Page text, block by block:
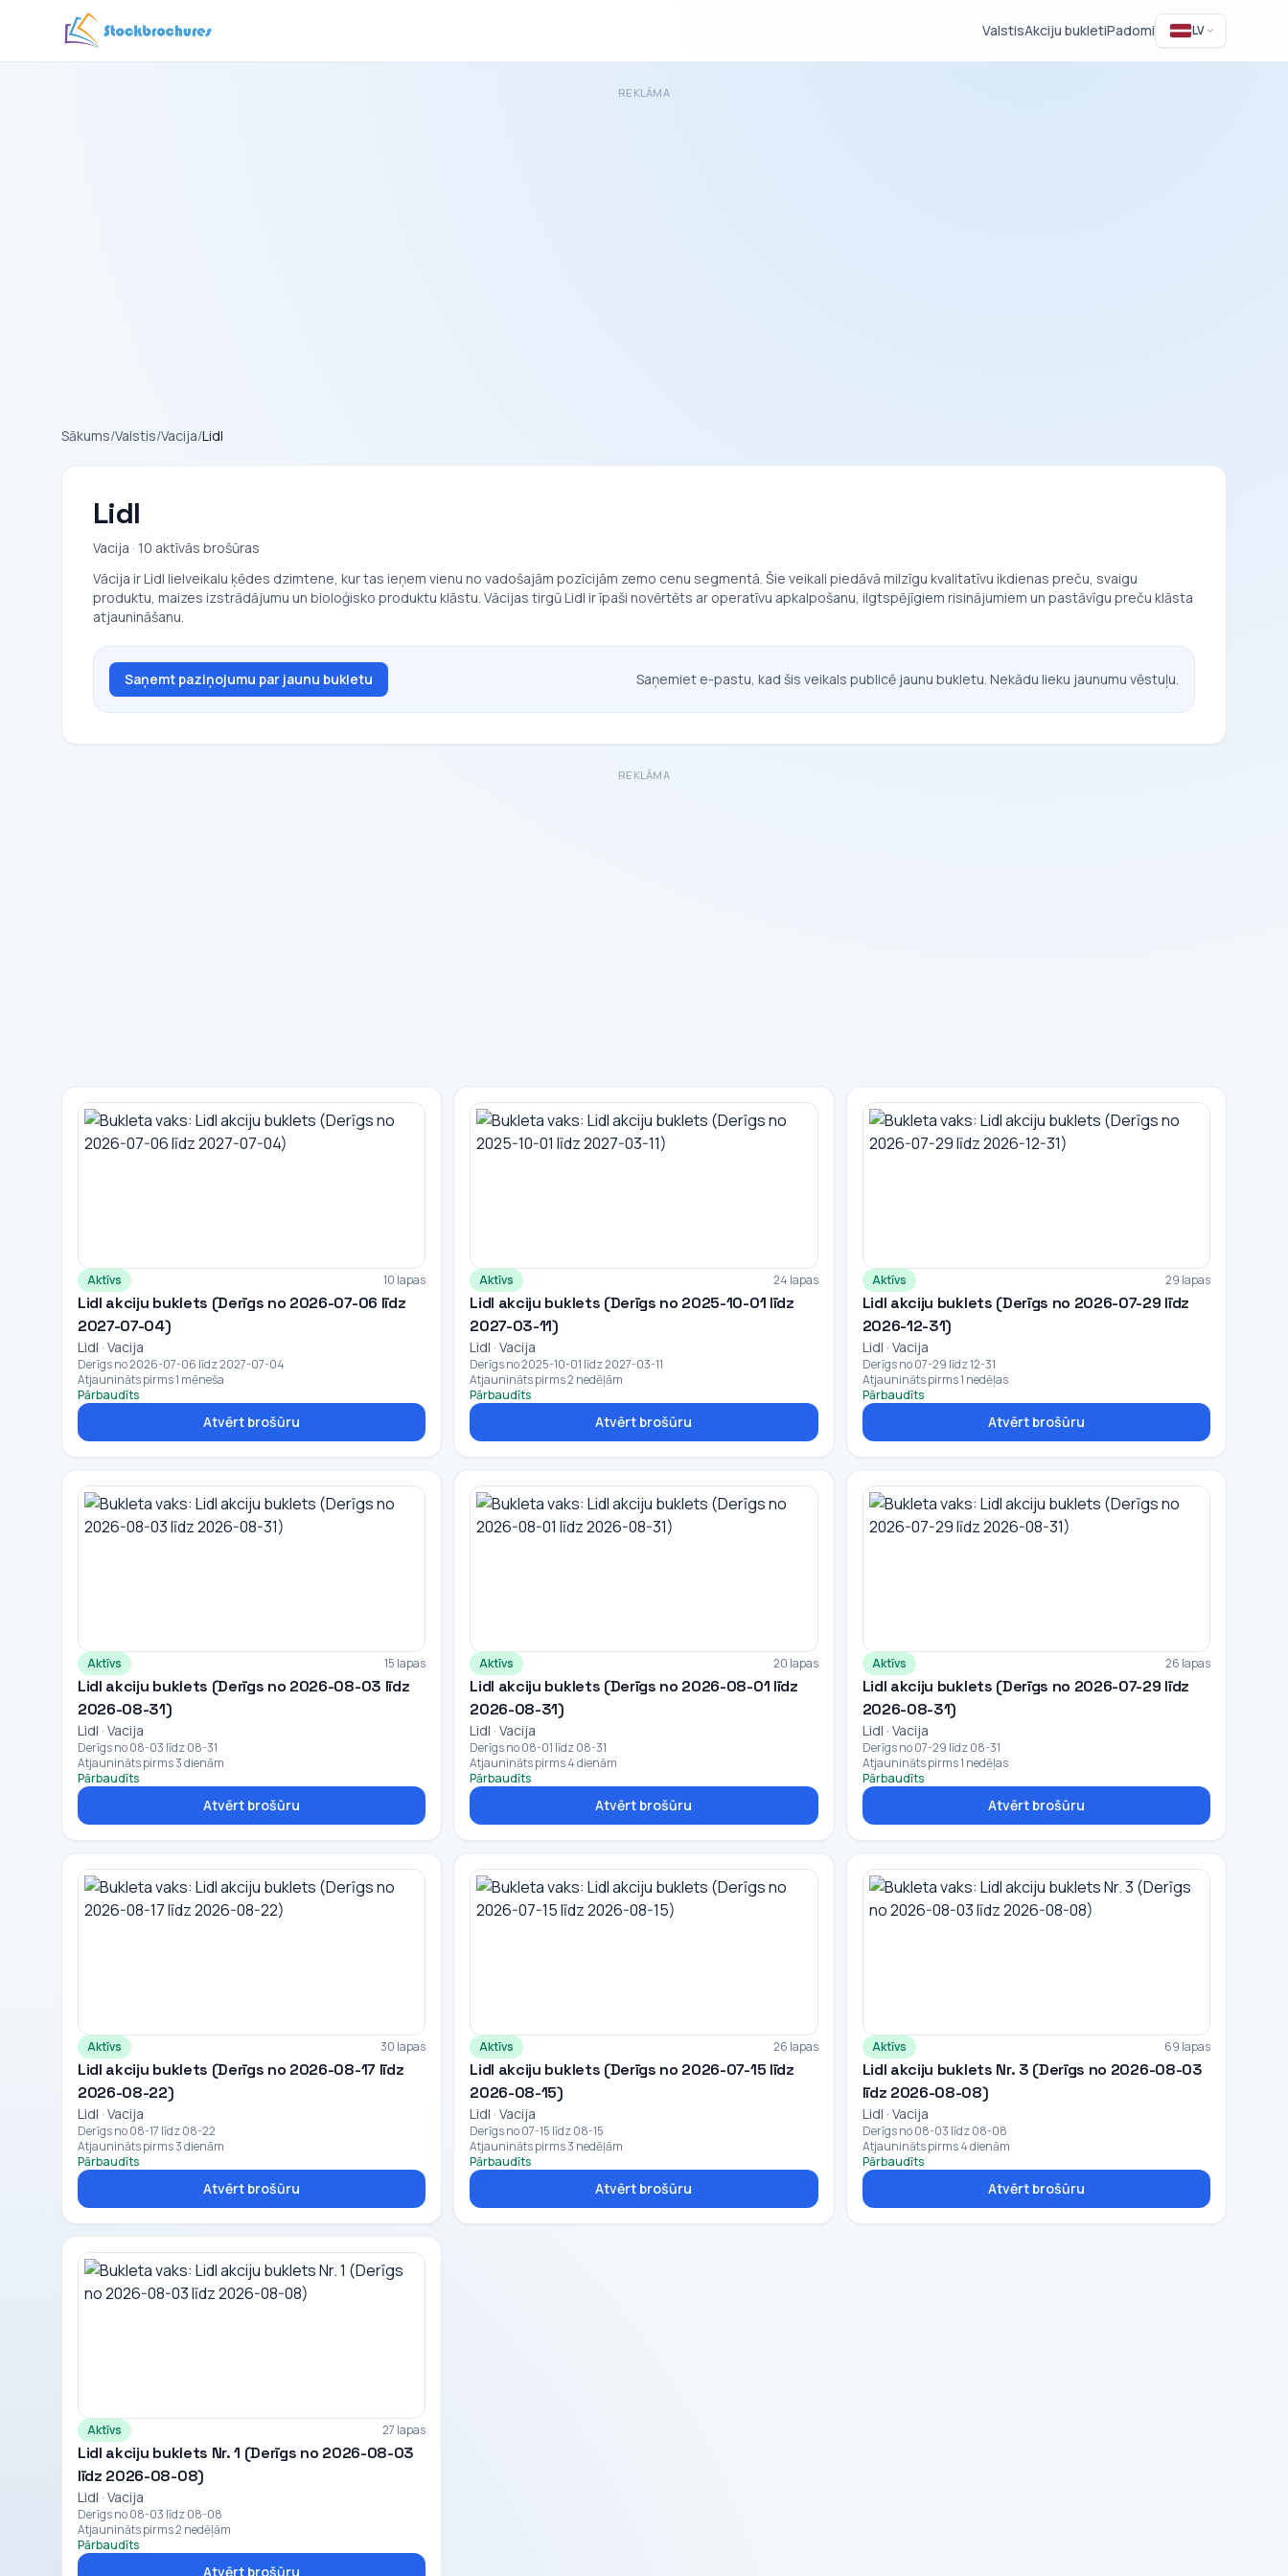
ValstisAkciju bukletiPadomi LV
REKLĀMA
Sākums/Valstis/Vacija/Lidl
Lidl
Vacija · 10 aktīvās brošūras
Vācija ir Lidl lielveikalu ķēdes dzimtene, kur tas ieņem vienu no vadošajām pozīcijām zemo cenu segmentā. Šie veikali piedāvā milzīgu kvalitatīvu ikdienas preču, svaigu
produktu, maizes izstrādājumu un bioloģisko produktu klāstu. Vācijas tirgū Lidl ir īpaši novērtēts ar operatīvu apkalpošanu, ilgtspējīgiem risinājumiem un pastāvīgu preču klāsta
atjaunināšanu.
Saņemt paziņojumu par jaunu bukletu Saņemiet e-pastu, kad šis veikals publicē jaunu bukletu. Nekādu lieku jaunumu vēstuļu.
REKLĀMA
Aktīvs 10 lapas
Lidl akciju buklets (Derīgs no 2026-07-06 līdz
2027-07-04)
Lidl · Vacija
Derīgs no 2026-07-06 līdz 2027-07-04
Atjaunināts pirms 1 mēneša
Pārbaudīts
Atvērt brošūru
Aktīvs 24 lapas
Lidl akciju buklets (Derīgs no 2025-10-01 līdz
2027-03-11)
Lidl · Vacija
Derīgs no 2025-10-01 līdz 2027-03-11
Atjaunināts pirms 2 nedēļām
Pārbaudīts
Atvērt brošūru
Aktīvs 29 lapas
Lidl akciju buklets (Derīgs no 2026-07-29 līdz
2026-12-31)
Lidl · Vacija
Derīgs no 07-29 līdz 12-31
Atjaunināts pirms 1 nedēļas
Pārbaudīts
Atvērt brošūru
Aktīvs 15 lapas
Lidl akciju buklets (Derīgs no 2026-08-03 līdz
2026-08-31)
Lidl · Vacija
Derīgs no 08-03 līdz 08-31
Atjaunināts pirms 3 dienām
Pārbaudīts
Atvērt brošūru
Aktīvs 20 lapas
Lidl akciju buklets (Derīgs no 2026-08-01 līdz
2026-08-31)
Lidl · Vacija
Derīgs no 08-01 līdz 08-31
Atjaunināts pirms 4 dienām
Pārbaudīts
Atvērt brošūru
Aktīvs 26 lapas
Lidl akciju buklets (Derīgs no 2026-07-29 līdz
2026-08-31)
Lidl · Vacija
Derīgs no 07-29 līdz 08-31
Atjaunināts pirms 1 nedēļas
Pārbaudīts
Atvērt brošūru
Aktīvs 30 lapas
Lidl akciju buklets (Derīgs no 2026-08-17 līdz
2026-08-22)
Lidl · Vacija
Derīgs no 08-17 līdz 08-22
Atjaunināts pirms 3 dienām
Pārbaudīts
Atvērt brošūru
Aktīvs 26 lapas
Lidl akciju buklets (Derīgs no 2026-07-15 līdz
2026-08-15)
Lidl · Vacija
Derīgs no 07-15 līdz 08-15
Atjaunināts pirms 3 nedēļām
Pārbaudīts
Atvērt brošūru
Aktīvs 69 lapas
Lidl akciju buklets Nr. 3 (Derīgs no 2026-08-03
līdz 2026-08-08)
Lidl · Vacija
Derīgs no 08-03 līdz 08-08
Atjaunināts pirms 4 dienām
Pārbaudīts
Atvērt brošūru
Aktīvs 27 lapas
Lidl akciju buklets Nr. 1 (Derīgs no 2026-08-03
līdz 2026-08-08)
Lidl · Vacija
Derīgs no 08-03 līdz 08-08
Atjaunināts pirms 2 nedēļām
Pārbaudīts
Atvērt brošūru